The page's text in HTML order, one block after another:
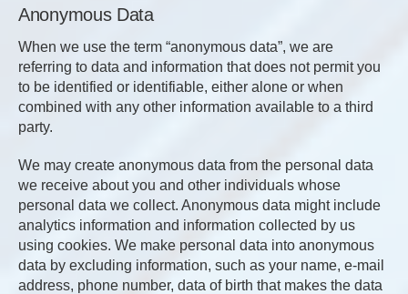
Anonymous Data
When we use the term “anonymous data”, we are
referring to data and information that does not permit you
to be identified or identifiable, either alone or when
combined with any other information available to a third
party.
We may create anonymous data from the personal data
we receive about you and other individuals whose
personal data we collect. Anonymous data might include
analytics information and information collected by us
using cookies. We make personal data into anonymous
data by excluding information, such as your name, e-mail
address, phone number, data of birth that makes the data